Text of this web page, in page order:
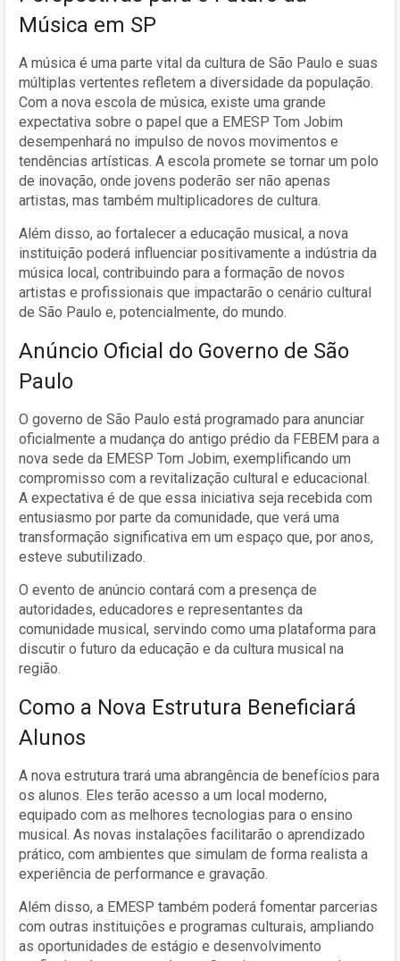
Música em SP
A música é uma parte vital da cultura de São Paulo e suas
múltiplas vertentes refletem a diversidade da população.
Com a nova escola de música, existe uma grande
expectativa sobre o papel que a EMESP Tom Jobim
desempenhará no impulso de novos movimentos e
tendências artísticas. A escola promete se tornar um polo
de inovação, onde jovens poderão ser não apenas
artistas, mas também multiplicadores de cultura.
Além disso, ao fortalecer a educação musical, a nova
instituição poderá influenciar positivamente a indústria da
música local, contribuindo para a formação de novos
artistas e profissionais que impactarão o cenário cultural
de São Paulo e, potencialmente, do mundo.
Anúncio Oficial do Governo de São
Paulo
O governo de São Paulo está programado para anunciar
oficialmente a mudança do antigo prédio da FEBEM para a
nova sede da EMESP Tom Jobim, exemplificando um
compromisso com a revitalização cultural e educacional.
A expectativa é de que essa iniciativa seja recebida com
entusiasmo por parte da comunidade, que verá uma
transformação significativa em um espaço que, por anos,
esteve subutilizado.
O evento de anúncio contará com a presença de
autoridades, educadores e representantes da
comunidade musical, servindo como uma plataforma para
discutir o futuro da educação e da cultura musical na
região.
Como a Nova Estrutura Beneficiará
Alunos
A nova estrutura trará uma abrangência de benefícios para
os alunos. Eles terão acesso a um local moderno,
equipado com as melhores tecnologias para o ensino
musical. As novas instalações facilitarão o aprendizado
prático, com ambientes que simulam de forma realista a
experiência de performance e gravação.
Além disso, a EMESP também poderá fomentar parcerias
com outras instituições e programas culturais, ampliando
as oportunidades de estágio e desenvolvimento